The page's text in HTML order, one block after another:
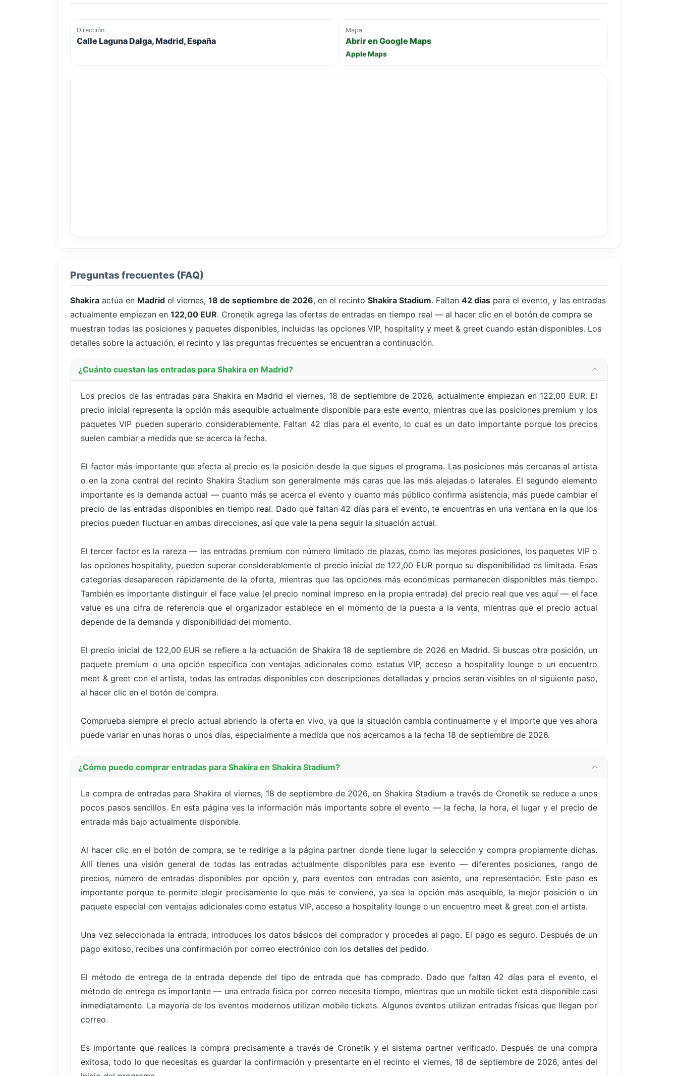
Dirección
Calle Laguna Dalga, Madrid, España
Mapa
Abrir en Google Maps
Apple Maps
Preguntas frecuentes (FAQ)
Shakira actúa en Madrid el viernes, 18 de septiembre de 2026, en el recinto Shakira Stadium. Faltan 42 días para el evento, y las entradas
actualmente empiezan en 122,00 EUR. Cronetik agrega las ofertas de entradas en tiempo real — al hacer clic en el botón de compra se
muestran todas las posiciones y paquetes disponibles, incluidas las opciones VIP, hospitality y meet & greet cuando están disponibles. Los
detalles sobre la actuación, el recinto y las preguntas frecuentes se encuentran a continuación.
¿Cuánto cuestan las entradas para Shakira en Madrid?
Los precios de las entradas para Shakira en Madrid el viernes, 18 de septiembre de 2026, actualmente empiezan en 122,00 EUR. El
precio inicial representa la opción más asequible actualmente disponible para este evento, mientras que las posiciones premium y los
paquetes VIP pueden superarlo considerablemente. Faltan 42 días para el evento, lo cual es un dato importante porque los precios
suelen cambiar a medida que se acerca la fecha.
El factor más importante que afecta al precio es la posición desde la que sigues el programa. Las posiciones más cercanas al artista
o en la zona central del recinto Shakira Stadium son generalmente más caras que las más alejadas o laterales. El segundo elemento
importante es la demanda actual — cuanto más se acerca el evento y cuanto más público confirma asistencia, más puede cambiar el
precio de las entradas disponibles en tiempo real. Dado que faltan 42 días para el evento, te encuentras en una ventana en la que los
precios pueden fluctuar en ambas direcciones, así que vale la pena seguir la situación actual.
El tercer factor es la rareza — las entradas premium con número limitado de plazas, como las mejores posiciones, los paquetes VIP o
las opciones hospitality, pueden superar considerablemente el precio inicial de 122,00 EUR porque su disponibilidad es limitada. Esas
categorías desaparecen rápidamente de la oferta, mientras que las opciones más económicas permanecen disponibles más tiempo.
También es importante distinguir el face value (el precio nominal impreso en la propia entrada) del precio real que ves aquí — el face
value es una cifra de referencia que el organizador establece en el momento de la puesta a la venta, mientras que el precio actual
depende de la demanda y disponibilidad del momento.
El precio inicial de 122,00 EUR se refiere a la actuación de Shakira 18 de septiembre de 2026 en Madrid. Si buscas otra posición, un
paquete premium o una opción específica con ventajas adicionales como estatus VIP, acceso a hospitality lounge o un encuentro
meet & greet con el artista, todas las entradas disponibles con descripciones detalladas y precios serán visibles en el siguiente paso,
al hacer clic en el botón de compra.
Comprueba siempre el precio actual abriendo la oferta en vivo, ya que la situación cambia continuamente y el importe que ves ahora
puede variar en unas horas o unos días, especialmente a medida que nos acercamos a la fecha 18 de septiembre de 2026.
¿Cómo puedo comprar entradas para Shakira en Shakira Stadium?
La compra de entradas para Shakira el viernes, 18 de septiembre de 2026, en Shakira Stadium a través de Cronetik se reduce a unos
pocos pasos sencillos. En esta página ves la información más importante sobre el evento — la fecha, la hora, el lugar y el precio de
entrada más bajo actualmente disponible.
Al hacer clic en el botón de compra, se te redirige a la página partner donde tiene lugar la selección y compra propiamente dichas.
Allí tienes una visión general de todas las entradas actualmente disponibles para ese evento — diferentes posiciones, rango de
precios, número de entradas disponibles por opción y, para eventos con entradas con asiento, una representación. Este paso es
importante porque te permite elegir precisamente lo que más te conviene, ya sea la opción más asequible, la mejor posición o un
paquete especial con ventajas adicionales como estatus VIP, acceso a hospitality lounge o un encuentro meet & greet con el artista.
Una vez seleccionada la entrada, introduces los datos básicos del comprador y procedes al pago. El pago es seguro. Después de un
pago exitoso, recibes una confirmación por correo electrónico con los detalles del pedido.
El método de entrega de la entrada depende del tipo de entrada que has comprado. Dado que faltan 42 días para el evento, el
método de entrega es importante — una entrada física por correo necesita tiempo, mientras que un mobile ticket está disponible casi
inmediatamente. La mayoría de los eventos modernos utilizan mobile tickets. Algunos eventos utilizan entradas físicas que llegan por
correo.
Es importante que realices la compra precisamente a través de Cronetik y el sistema partner verificado. Después de una compra
exitosa, todo lo que necesitas es guardar la confirmación y presentarte en el recinto el viernes, 18 de septiembre de 2026, antes del